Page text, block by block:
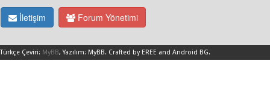
İletişim Forum Yönetimi
Türkçe Çeviri: MyBB, Yazılım: MyBB. Crafted by EREE and Android BG.